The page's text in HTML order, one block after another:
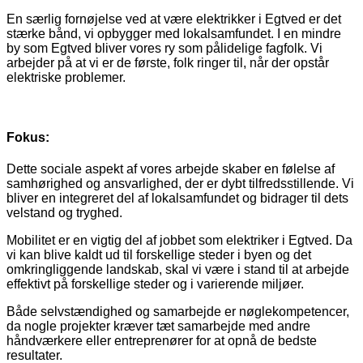
En særlig fornøjelse ved at være elektrikker i Egtved er det
stærke bånd, vi opbygger med lokalsamfundet. I en mindre
by som Egtved bliver vores ry som pålidelige fagfolk. Vi
arbejder på at vi er de første, folk ringer til, når der opstår
elektriske problemer.
Fokus:
Dette sociale aspekt af vores arbejde skaber en følelse af
samhørighed og ansvarlighed, der er dybt tilfredsstillende. Vi
bliver en integreret del af lokalsamfundet og bidrager til dets
velstand og tryghed.
Mobilitet er en vigtig del af jobbet som elektriker i Egtved. Da
vi kan blive kaldt ud til forskellige steder i byen og det
omkringliggende landskab, skal vi være i stand til at arbejde
effektivt på forskellige steder og i varierende miljøer.
Både selvstændighed og samarbejde er nøglekompetencer,
da nogle projekter kræver tæt samarbejde med andre
håndværkere eller entreprenører for at opnå de bedste
resultater.